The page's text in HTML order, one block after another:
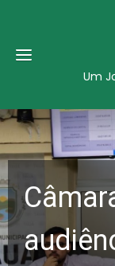
Um